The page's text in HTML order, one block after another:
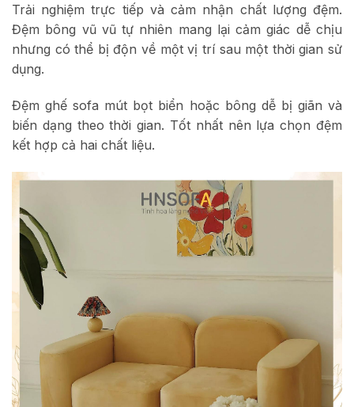
Trải nghiệm trực tiếp và cảm nhận chất lượng đệm.
Đệm bông vũ vũ tự nhiên mang lại cảm giác dễ chịu
nhưng có thể bị độn về một vị trí sau một thời gian sử
dụng.
Đệm ghế sofa mút bọt biển hoặc bông dễ bị giãn và
biến dạng theo thời gian. Tốt nhất nên lựa chọn đệm
kết hợp cả hai chất liệu.